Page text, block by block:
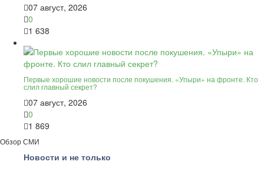
07 август, 2026
0
1 638
Первые хорошие новости после покушения. «Упыри» на фронте. Кто
слил главный секрет?
07 август, 2026
0
1 869
Обзор СМИ
Новости и не только